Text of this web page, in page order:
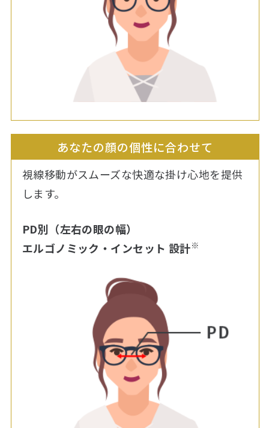
あなたの顔の個性に合わせて
視線移動がスムーズな快適な掛け心地を提供
します。
PD別（左右の眼の幅）
エルゴノミック・インセット 設計※